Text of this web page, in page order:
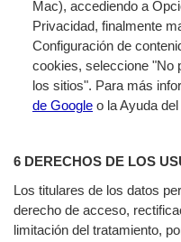
Mac), accediendo a
Privacidad, finalmente
Configuración de
cookies, seleccione "No
los sitios". Para más
de Google o la Ayuda
6 DERECHOS DE LOS
Los titulares de los datos
derecho de acceso,
limitación del tratamiento,